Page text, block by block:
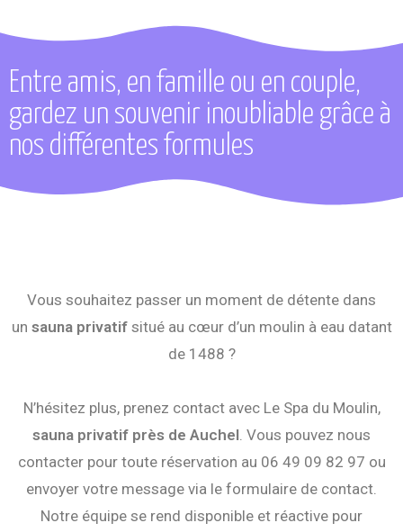
Entre amis, en famille ou en couple,
gardez un souvenir inoubliable grâce à
nos différentes formules
Vous souhaitez passer un moment de détente dans
un sauna privatifsitué au cœur d’un moulin à eau datant
de 1488 ?
N’hésitez plus, prenez contact avec Le Spa du Moulin,
sauna privatif près de Auchel . Vous pouvez nous
contacter pour toute réservation au 06 49 09 82 97 ou
envoyer votre message via le formulaire de contact.
Notre équipe se rend disponible et réactive pour